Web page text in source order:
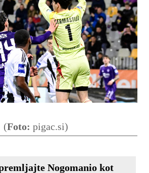
(Foto: pigac.si)
Nogomanio kot